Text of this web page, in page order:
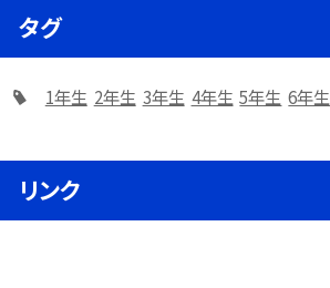
タグ
1年生 2年生 3年生 4年生 5年生 6年生
リンク